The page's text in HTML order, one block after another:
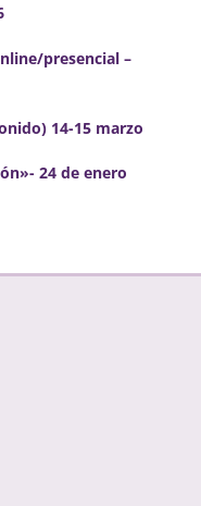
presencial –
14-15 marzo
24 de enero